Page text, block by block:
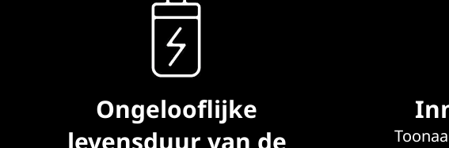
Ongelooflijke
levensduur van de